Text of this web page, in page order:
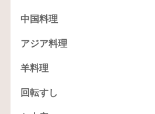
中国料理
アジア料理
羊料理
回転すし